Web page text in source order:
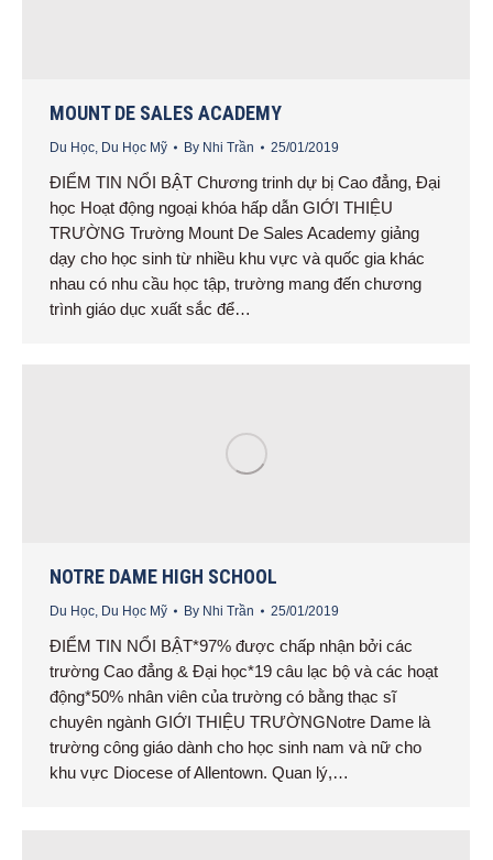
MOUNT DE SALES ACADEMY
Du Học, Du Học Mỹ By Nhi Trần 25/01/2019
ĐIỂM TIN NỔI BẬT Chương trinh dự bị Cao đẳng, Đại
học Hoạt động ngoại khóa hấp dẫn GIỚI THIỆU
TRƯỜNG Trường Mount De Sales Academy giảng
dạy cho học sinh từ nhiều khu vực và quốc gia khác
nhau có nhu cầu học tập, trường mang đến chương
trình giáo dục xuất sắc để…
NOTRE DAME HIGH SCHOOL
Du Học, Du Học Mỹ By Nhi Trần 25/01/2019
ĐIỂM TIN NỔI BẬT*97% được chấp nhận bởi các
trường Cao đẳng & Đại học*19 câu lạc bộ và các hoạt
động*50% nhân viên của trường có bằng thạc sĩ
chuyên ngành GIỚI THIỆU TRƯỜNGNotre Dame là
trường công giáo dành cho học sinh nam và nữ cho
khu vực Diocese of Allentown. Quan lý,…